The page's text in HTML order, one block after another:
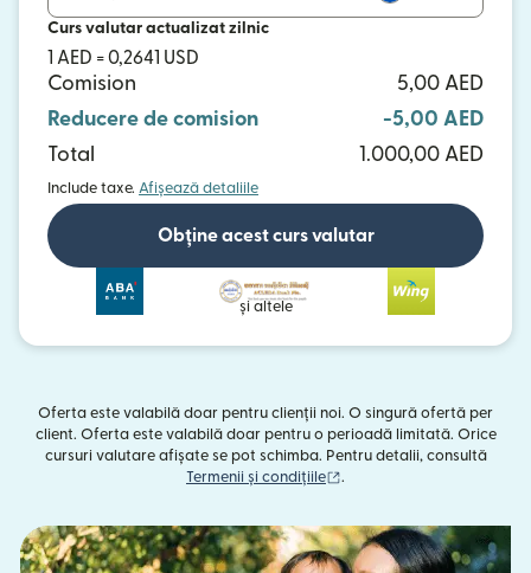
Curs valutar actualizat zilnic
1 AED = 0,2641 USD
Comision
5,00 AED
Reducere de comision
-5,00 AED
Total
1.000,00 AED
Include taxe. Afișează detaliile
Obține acest curs valutar
și altele
Oferta este valabilă doar pentru clienții noi. O singură ofertă per
client. Oferta este valabilă doar pentru o perioadă limitată. Orice
cursuri valutare afișate se pot schimba. Pentru detalii, consultă
Termenii și condițiile
.